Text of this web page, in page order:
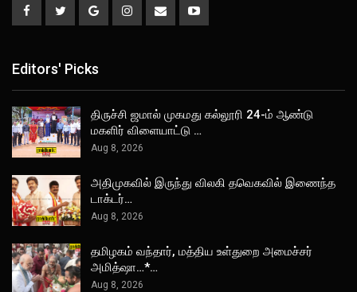
Editors' Picks
திருச்சி ஜமால் முகமது கல்லூரி 24-ம் ஆண்டு
மகளிர் விளையாட்டு …
Aug 8, 2026
அதிமுகவில் இருந்து விலகி தவெகவில் இணைந்த
டாக்டர்…
Aug 8, 2026
தமிழகம் வந்தார், மத்திய உள்துறை அமைச்சர்
அமித்ஷா…*…
Aug 8, 2026